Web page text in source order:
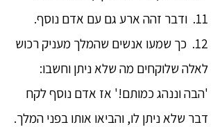
11. ודבר זהה ארע גם עם אדם נוסף.
12. כך שמעו אנשים שהמלך מעניק רכוש
לאלה שלוקחים מה שלא ניתן וחשבו:
'הבה וננהג כמותם!' אז אדם נוסף לקח
דבר שלא ניתן לו, והביאו אותו בפני המלך.